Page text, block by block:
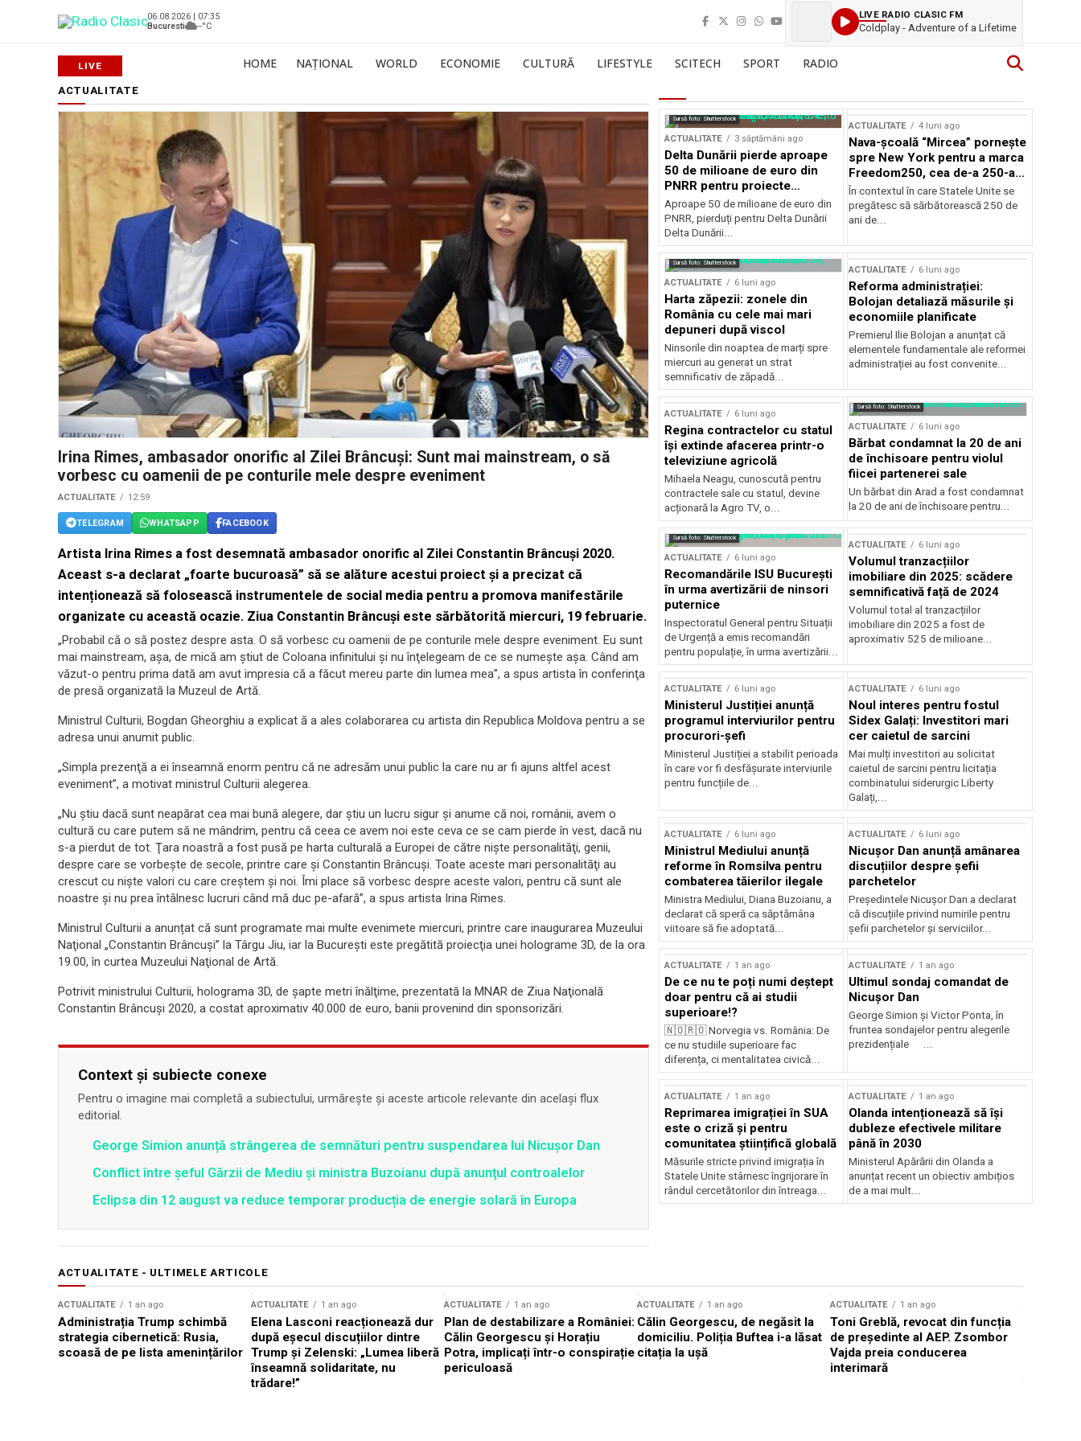
06.08.2026 | 07:35
Bucuresti
--°C
LIVE RADIO CLASIC FM
Coldplay - Adventure of a Lifetime
HOME NAȚIONAL WORLD ECONOMIE CULTURĂ LIFESTYLE SCITECH SPORT RADIO
ACTUALITATE
Irina Rimes, ambasador onorific al Zilei Brâncuși: Sunt mai mainstream, o să
vorbesc cu oamenii de pe conturile mele despre eveniment
ACTUALITATE 12:59
TELEGRAM WHATSAPP FACEBOOK
Artista Irina Rimes a fost desemnată ambasador onorific al Zilei Constantin Brâncuşi 2020.
Aceast s-a declarat „foarte bucuroasă” să se alăture acestui proiect și a precizat că
intenționează să folosească instrumentele de social media pentru a promova manifestările
organizate cu această ocazie. Ziua Constantin Brâncuși este sărbătorită miercuri, 19 februarie.
„Probabil că o să postez despre asta. O să vorbesc cu oamenii de pe conturile mele despre eveniment. Eu sunt
mai mainstream, aşa, de mică am ştiut de Coloana infinitului şi nu înţelegeam de ce se numeşte aşa. Când am
văzut-o pentru prima dată am avut impresia că a făcut mereu parte din lumea mea”, a spus artista în conferinţa
de presă organizată la Muzeul de Artă.
Ministrul Culturii, Bogdan Gheorghiu a explicat ă a ales colaborarea cu artista din Republica Moldova pentru a se
adresa unui anumit public.
„Simpla prezenţă a ei înseamnă enorm pentru că ne adresăm unui public la care nu ar fi ajuns altfel acest
eveniment”, a motivat ministrul Culturii alegerea.
„Nu ştiu dacă sunt neapărat cea mai bună alegere, dar ştiu un lucru sigur şi anume că noi, românii, avem o
cultură cu care putem să ne mândrim, pentru că ceea ce avem noi este ceva ce se cam pierde în vest, dacă nu
s-a pierdut de tot. Ţara noastră a fost pusă pe harta culturală a Europei de către nişte personalităţi, genii,
despre care se vorbeşte de secole, printre care şi Constantin Brâncuşi. Toate aceste mari personalităţi au
crescut cu nişte valori cu care creştem şi noi. Îmi place să vorbesc despre aceste valori, pentru că sunt ale
noastre şi nu prea întâlnesc lucruri când mă duc pe-afară”, a spus artista Irina Rimes.
Ministrul Culturii a anunțat că sunt programate mai multe evenimete miercuri, printre care inaugurarea Muzeului
Naţional „Constantin Brâncuşi” la Târgu Jiu, iar la Bucureşti este pregătită proiecţia unei holograme 3D, de la ora
19.00, în curtea Muzeului Naţional de Artă.
Potrivit ministrului Culturii, holograma 3D, de şapte metri înălţime, prezentată la MNAR de Ziua Naţională
Constantin Brâncuşi 2020, a costat aproximativ 40.000 de euro, banii provenind din sponsorizări.
Context și subiecte conexe
Pentru o imagine mai completă a subiectului, urmărește și aceste articole relevante din același flux
editorial.
George Simion anunță strângerea de semnături pentru suspendarea lui Nicușor Dan
Conflict între şeful Gărzii de Mediu şi ministra Buzoianu după anunţul controalelor
Eclipsa din 12 august va reduce temporar producția de energie solară în Europa
Sursă foto: Shutterstock
ACTUALITATE 3 săptămâni ago
Delta Dunării pierde aproape
50 de milioane de euro din
PNRR pentru proiecte
esențiale
Aproape 50 de milioane de euro din
PNRR, pierduți pentru Delta Dunării
Delta Dunării...
ACTUALITATE 4 luni ago
Nava-școală “Mircea” pornește
spre New York pentru a marca
Freedom250, cea de-a 250-a
aniversare a Statelor Unite
În contextul în care Statele Unite se
pregătesc să sărbătorească 250 de
ani de...
Sursă foto: Shutterstock
ACTUALITATE 6 luni ago
Harta zăpezii: zonele din
România cu cele mai mari
depuneri după viscol
Ninsorile din noaptea de marți spre
miercuri au generat un strat
semnificativ de zăpadă...
ACTUALITATE 6 luni ago
Reforma administrației:
Bolojan detaliază măsurile și
economiile planificate
Premierul Ilie Bolojan a anunțat că
elementele fundamentale ale reformei
administrației au fost convenite...
ACTUALITATE 6 luni ago
Regina contractelor cu statul
își extinde afacerea printr-o
televiziune agricolă
Mihaela Neagu, cunoscută pentru
contractele sale cu statul, devine
acționară la Agro TV, o...
Sursă foto: Shutterstock
ACTUALITATE 6 luni ago
Bărbat condamnat la 20 de ani
de închisoare pentru violul
fiicei partenerei sale
Un bărbat din Arad a fost condamnat
la 20 de ani de închisoare pentru...
Sursă foto: Shutterstock
ACTUALITATE 6 luni ago
Recomandările ISU București
în urma avertizării de ninsori
puternice
Inspectoratul General pentru Situații
de Urgență a emis recomandări
pentru populație, în urma avertizării...
ACTUALITATE 6 luni ago
Volumul tranzacțiilor
imobiliare din 2025: scădere
semnificativă față de 2024
Volumul total al tranzacțiilor
imobiliare din 2025 a fost de
aproximativ 525 de milioane...
ACTUALITATE 6 luni ago
Ministerul Justiției anunță
programul interviurilor pentru
procurori-șefi
Ministerul Justiției a stabilit perioada
în care vor fi desfășurate interviurile
pentru funcțiile de...
ACTUALITATE 6 luni ago
Noul interes pentru fostul
Sidex Galați: Investitori mari
cer caietul de sarcini
Mai mulți investitori au solicitat
caietul de sarcini pentru licitația
combinatului siderurgic Liberty
Galați,...
ACTUALITATE 6 luni ago
Ministrul Mediului anunță
reforme în Romsilva pentru
combaterea tăierilor ilegale
Ministra Mediului, Diana Buzoianu, a
declarat că speră ca săptămâna
viitoare să fie adoptată...
ACTUALITATE 6 luni ago
Nicușor Dan anunță amânarea
discuțiilor despre șefii
parchetelor
Președintele Nicușor Dan a declarat
că discuțiile privind numirile pentru
șefii parchetelor și serviciilor...
ACTUALITATE 1 an ago
De ce nu te poți numi deștept
doar pentru că ai studii
superioare!?
🇳🇴🇷🇴 Norvegia vs. România: De
ce nu studiile superioare fac
diferența, ci mentalitatea civică...
ACTUALITATE 1 an ago
Ultimul sondaj comandat de
Nicușor Dan
George Simion și Victor Ponta, în
fruntea sondajelor pentru alegerile
prezidențiale ...
ACTUALITATE 1 an ago
Reprimarea imigrației în SUA
este o criză și pentru
comunitatea științifică globală
Măsurile stricte privind imigrația în
Statele Unite stârnesc îngrijorare în
rândul cercetătorilor din întreaga...
ACTUALITATE 1 an ago
Olanda intenționează să își
dubleze efectivele militare
până în 2030
Ministerul Apărării din Olanda a
anunțat recent un obiectiv ambițios
de a mai mult...
ACTUALITATE - ULTIMELE ARTICOLE
ACTUALITATE 1 an ago
Administrația Trump schimbă
strategia cibernetică: Rusia,
scoasă de pe lista amenințărilor
ACTUALITATE 1 an ago
Elena Lasconi reacționează dur
după eșecul discuțiilor dintre
Trump și Zelenski: „Lumea liberă
înseamnă solidaritate, nu
trădare!”
ACTUALITATE 1 an ago
Plan de destabilizare a României:
Călin Georgescu și Horațiu
Potra, implicați într-o conspirație
periculoasă
ACTUALITATE 1 an ago
Călin Georgescu, de negăsit la
domiciliu. Poliția Buftea i-a lăsat
citația la ușă
ACTUALITATE 1 an ago
Toni Greblă, revocat din funcția
de președinte al AEP. Zsombor
Vajda preia conducerea
interimară